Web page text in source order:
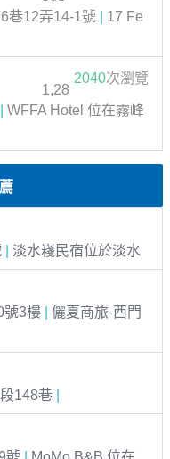
巷12弄14-1號
17 Fe
2040次瀏覽
1,28
WFFA Hotel 位在霧峰
淡水嶘民宿位於淡水
號3樓
儷夏商旅-西門
148巷